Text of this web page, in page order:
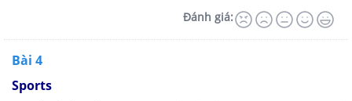
Đánh giá:
Bài 4
Sports